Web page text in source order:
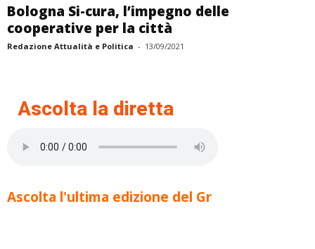
Bologna Si-cura, l’impegno delle
cooperative per la città
Redazione Attualità e Politica - 13/09/2021
Ascolta la diretta
Ascolta l'ultima edizione del Gr